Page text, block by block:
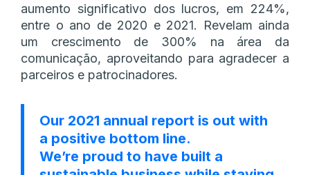
aumento significativo dos lucros, em 224%,
entre o ano de 2020 e 2021. Revelam ainda
um crescimento de 300% na área da
comunicação, aproveitando para agradecer a
parceiros e patrocinadores.
Our 2021 annual report is out with
a positive bottom line.
We’re proud to have built a